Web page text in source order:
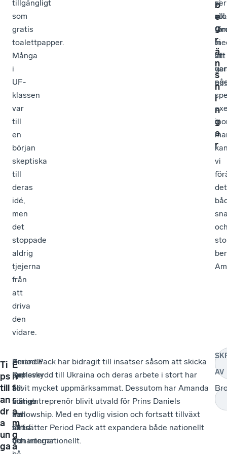
tillgängligt
som
gratis
toalettpapper.
Många
i
UF-
klassen
var
till
en
början
skeptiska
till
deras
idé,
men
det
stoppade
aldrig
tjejerna
från
att
driva
den
vidare.
b
e
g
r
ä
n
s
n
i
n
g
a
r
ser
att
vi
vill.
Om
vi
vill
vi
det
Ti
ps
till
an
dr
a
un
ga
Amanda
upplever
att
många
kan
se
utmaningar
–
Det
är
viktigt
att
alltid
tro
E
n
f
r
a
m
g
å
Period Pack har bidragit till insatser såsom att skicka
mensskydd till Ukraina och deras arbete i stort har
blivit mycket uppmärksammat. Dessutom har Amanda
som entreprenör blivit utvald för Prins Daniels
Fellowship. Med en tydlig vision och fortsatt tillväxt
fortsätter Period Pack att expandera både nationellt
och internationellt.
AV